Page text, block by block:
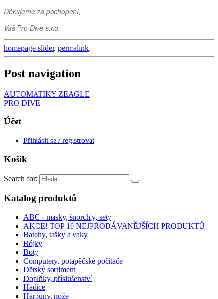
Děkujeme za pochopení,
Váš Pro Dive s.r.o.
homepage-slider. permalink.
Post navigation
AUTOMATIKY ZEAGLE
PRO DIVE
Účet
Přihlásit se / registrovat
Košík
Search for:
Katalog produktů
ABC - masky, šnorchly, sety
AKCE! TOP 10 NEJPRODÁVANĚJŠÍCH PRODUKTŮ
Batohy, tašky a vaky
Bójky
Boty
Computery, potápěčské počítače
Dětský sortiment
Doplňky, příslušenství
Hadice
Harpuny, nože